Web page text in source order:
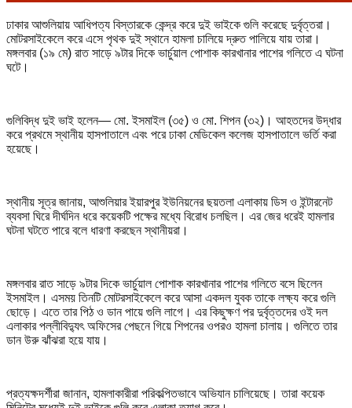
ঢাকার আশুলিয়ায় আধিপত্য বিস্তারকে কেন্দ্র করে দুই ভাইকে গুলি করেছে দুর্বৃত্তরা।
মোটরসাইকেলে করে এসে পৃথক দুই স্থানে হামলা চালিয়ে দ্রুত পালিয়ে যায় তারা।
মঙ্গলবার (১৯ মে) রাত সাড়ে ৯টার দিকে ভার্চুয়াল পোশাক কারখানার পাশের গলিতে এ ঘটনা
ঘটে।
গুলিবিদ্ধ দুই ভাই হলেন— মো. ইসমাইল (৩৫) ও মো. শিপন (৩২)। আহতদের উদ্ধার
করে প্রথমে স্থানীয় হাসপাতালে এবং পরে ঢাকা মেডিকেল কলেজ হাসপাতালে ভর্তি করা
হয়েছে।
স্থানীয় সূত্র জানায়, আশুলিয়ার ইয়ারপুর ইউনিয়নের ছয়তলা এলাকায় ডিস ও ইন্টারনেট
ব্যবসা ঘিরে দীর্ঘদিন ধরে কয়েকটি পক্ষের মধ্যে বিরোধ চলছিল। এর জের ধরেই হামলার
ঘটনা ঘটতে পারে বলে ধারণা করছেন স্থানীয়রা।
মঙ্গলবার রাত সাড়ে ৯টার দিকে ভার্চুয়াল পোশাক কারখানার পাশের গলিতে বসে ছিলেন
ইসমাইল। এসময় তিনটি মোটরসাইকেলে করে আসা একদল যুবক তাকে লক্ষ্য করে গুলি
ছোড়ে। এতে তার পিঠ ও ডান পায়ে গুলি লাগে। এর কিছুক্ষণ পর দুর্বৃত্তদের ওই দল
এলাকার পল্লীবিদ্যুৎ অফিসের পেছনে গিয়ে শিপনের ওপরও হামলা চালায়। গুলিতে তার
ডান উরু ঝাঁঝরা হয়ে যায়।
প্রত্যক্ষদর্শীরা জানান, হামলাকারীরা পরিকল্পিতভাবে অভিযান চালিয়েছে। তারা কয়েক